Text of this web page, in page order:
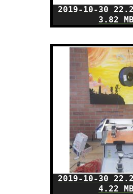
2019-10-30
3.82
2019-10-30
4.22